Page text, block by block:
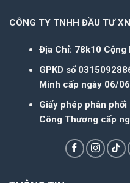
CÔNG TY TNHH ĐẦU TƯ
Địa Chỉ: 78k10 Cộng
GPKD số
Minh cấp ngày 06/
Giấy phép phân
Công Thương cấp